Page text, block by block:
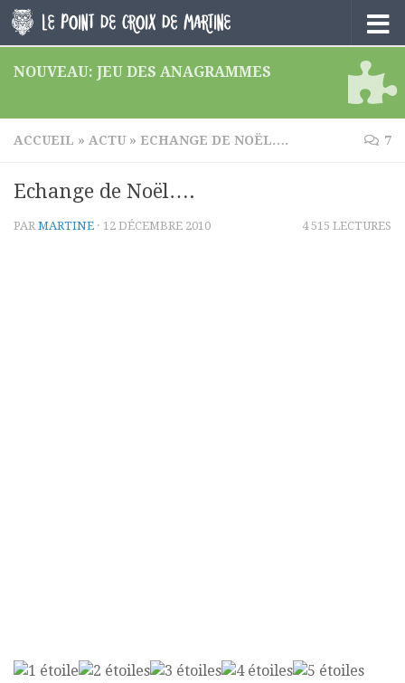
Skip to content
NOUVEAU: JEU DES ANAGRAMMES
ACCUEIL » ACTU » ECHANGE DE NOËL…. 7
Echange de Noël….
PAR MARTINE · 12 DÉCEMBRE 2010 4 515 LECTURES